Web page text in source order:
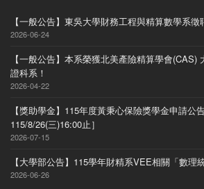
【一般公告】東吳大學財務工程與精算數學系徵
2026-06-24
【一般公告】本系榮獲北美產險精算學會(CAS)
證科系！
2026-04-22
【獎助學金】115年度黃秉心保險獎學金申請公
115/8/26(三)16:00止］
2026-07-15
【大學部公告】115學年財精系VEE相關「數理
2026-06-26